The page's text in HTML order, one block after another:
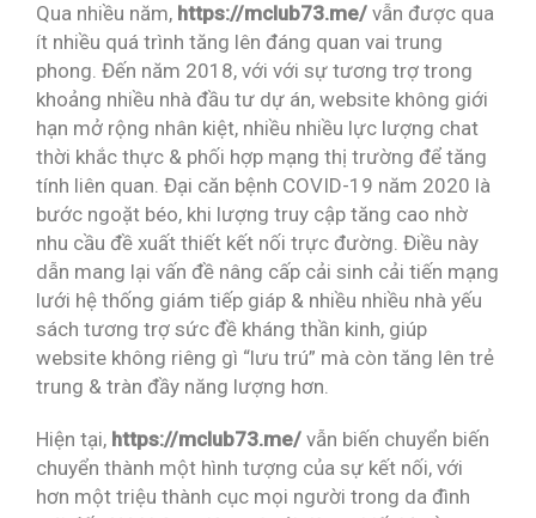
Qua nhiều năm, https://mclub73.me/ vẫn được qua
ít nhiều quá trình tăng lên đáng quan vai trung
phong. Đến năm 2018, với với sự tương trợ trong
khoảng nhiều nhà đầu tư dự án, website không giới
hạn mở rộng nhân kiệt, nhiều nhiều lực lượng chat
thời khắc thực & phối hợp mạng thị trường để tăng
tính liên quan. Đại căn bệnh COVID-19 năm 2020 là
bước ngoặt béo, khi lượng truy cập tăng cao nhờ
nhu cầu đề xuất thiết kết nối trực đường. Điều này
dẫn mang lại vấn đề nâng cấp cải sinh cải tiến mạng
lưới hệ thống giám tiếp giáp & nhiều nhiều nhà yếu
sách tương trợ sức đề kháng thần kinh, giúp
website không riêng gì “lưu trú” mà còn tăng lên trẻ
trung & tràn đầy năng lượng hơn.
Hiện tại, https://mclub73.me/ vẫn biến chuyển biến
chuyển thành một hình tượng của sự kết nối, với
hơn một triệu thành cục mọi người trong da đình